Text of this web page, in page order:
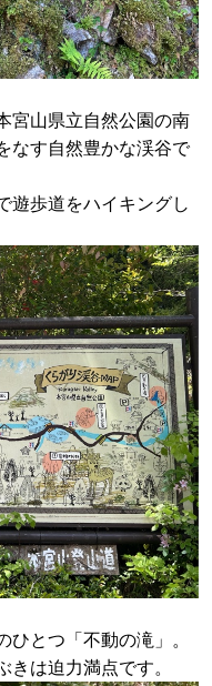
宮山県立自然公園の南
なす自然豊かな渓谷で
遊歩道をハイキングし
ひとつ「不動の滝」。
は迫力満点です。